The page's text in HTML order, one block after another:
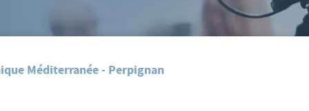
Méditerranée - Perpignan